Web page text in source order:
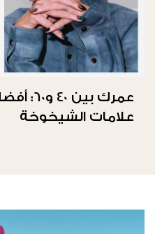
عمرك
علامات الشيخوخة